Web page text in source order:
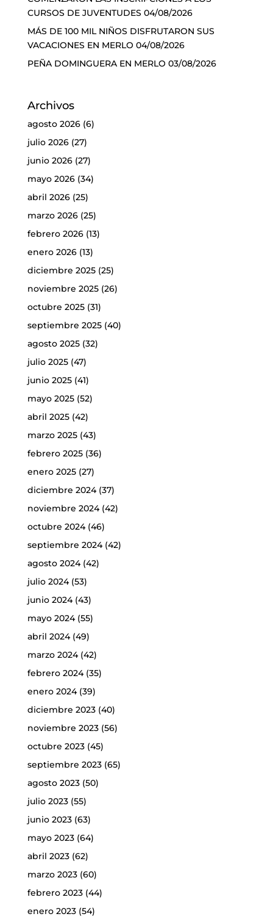
CURSOS DE JUVENTUDES 04/08/2026
MÁS DE 100 MIL NIÑOS DISFRUTARON SUS
VACACIONES EN MERLO 04/08/2026
PEÑA DOMINGUERA EN MERLO 03/08/2026
Archivos
agosto 2026(6)
julio 2026(27)
junio 2026(27)
mayo 2026(34)
abril 2026(25)
marzo 2026(25)
febrero 2026(13)
enero 2026(13)
diciembre 2025(25)
noviembre 2025(26)
octubre 2025(31)
septiembre 2025(40)
agosto 2025(32)
julio 2025(47)
junio 2025(41)
mayo 2025(52)
abril 2025(42)
marzo 2025(43)
febrero 2025(36)
enero 2025(27)
diciembre 2024(37)
noviembre 2024(42)
octubre 2024(46)
septiembre 2024(42)
agosto 2024(42)
julio 2024(53)
junio 2024(43)
mayo 2024(55)
abril 2024(49)
marzo 2024(42)
febrero 2024(35)
enero 2024(39)
diciembre 2023(40)
noviembre 2023(56)
octubre 2023(45)
septiembre 2023(65)
agosto 2023(50)
julio 2023(55)
junio 2023(63)
mayo 2023(64)
abril 2023(62)
marzo 2023(60)
febrero 2023(44)
enero 2023(54)